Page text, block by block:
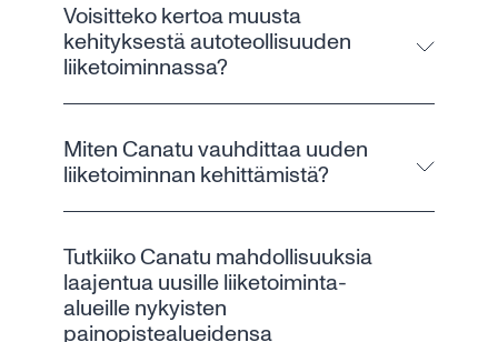
Voisitteko kertoa muusta
kehityksestä autoteollisuuden
liiketoiminnassa?
Miten Canatu vauhdittaa uuden
liiketoiminnan kehittämistä?
Tutkiiko Canatu mahdollisuuksia
laajentua uusille liiketoiminta-
alueille nykyisten
painopistealueidensa